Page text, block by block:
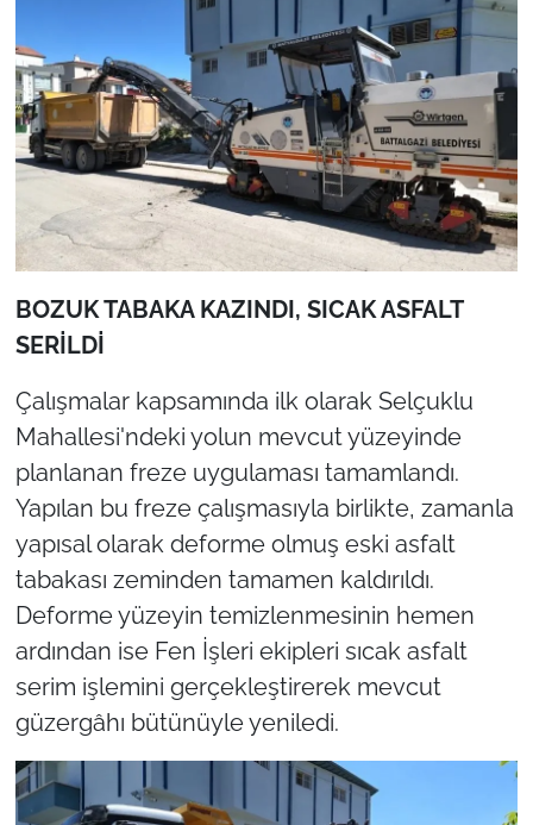
BOZUK TABAKA KAZINDI, SICAK ASFALT
SERİLDİ
Çalışmalar kapsamında ilk olarak Selçuklu
Mahallesi'ndeki yolun mevcut yüzeyinde
planlanan freze uygulaması tamamlandı.
Yapılan bu freze çalışmasıyla birlikte, zamanla
yapısal olarak deforme olmuş eski asfalt
tabakası zeminden tamamen kaldırıldı.
Deforme yüzeyin temizlenmesinin hemen
ardından ise Fen İşleri ekipleri sıcak asfalt
serim işlemini gerçekleştirerek mevcut
güzergâhı bütünüyle yeniledi.